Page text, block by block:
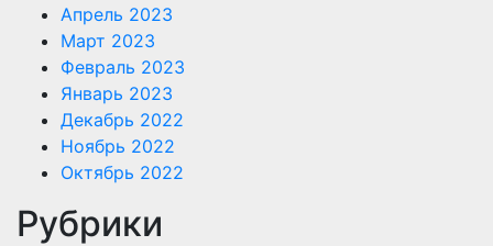
Апрель 2023
Март 2023
Февраль 2023
Январь 2023
Декабрь 2022
Ноябрь 2022
Октябрь 2022
Рубрики